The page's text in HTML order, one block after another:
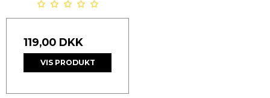
119,00 DKK
VIS PRODUKT